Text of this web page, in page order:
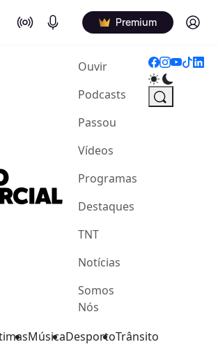
On Air Podcasts Premium Log in
Ouvir(current)
Podcasts
Passou
Vídeos
Programas
Destaques
TNT
Notícias
Somos
Nós
MúsicaDesportoTrânsito